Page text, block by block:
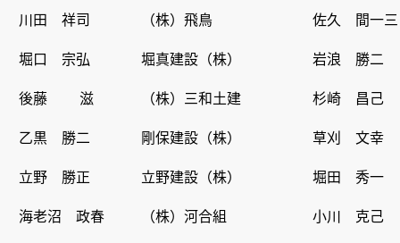
川田 祥司
（株）飛鳥
佐久 間一三
堀口 宗弘
堀真建設（株）
岩浪 勝二
後藤 滋
（株）三和土建
杉崎 昌己
乙黒 勝二
剛保建設（株）
草刈 文幸
立野 勝正
立野建設（株）
堀田 秀一
海老沼 政春
（株）河合組
小川 克己